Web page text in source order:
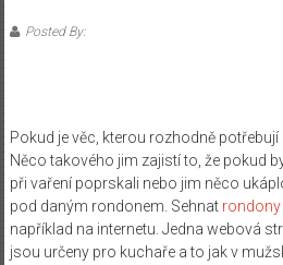
Posted By:
Pokud je věc, kterou rozhodně potřebují
Něco takového jim zajistí to, že pokud
při vaření poprskali nebo jim něco
pod daným rondonem. Sehnat
například na internetu. Jedna webová
jsou určeny pro kuchaře a to jak v